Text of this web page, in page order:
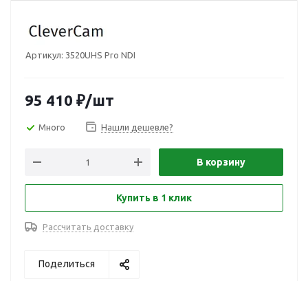
Артикул: 3520UHS Pro NDI
95 410 ₽/шт
Много Нашли дешевле?
В корзину
Купить в 1 клик
Рассчитать доставку
Поделиться